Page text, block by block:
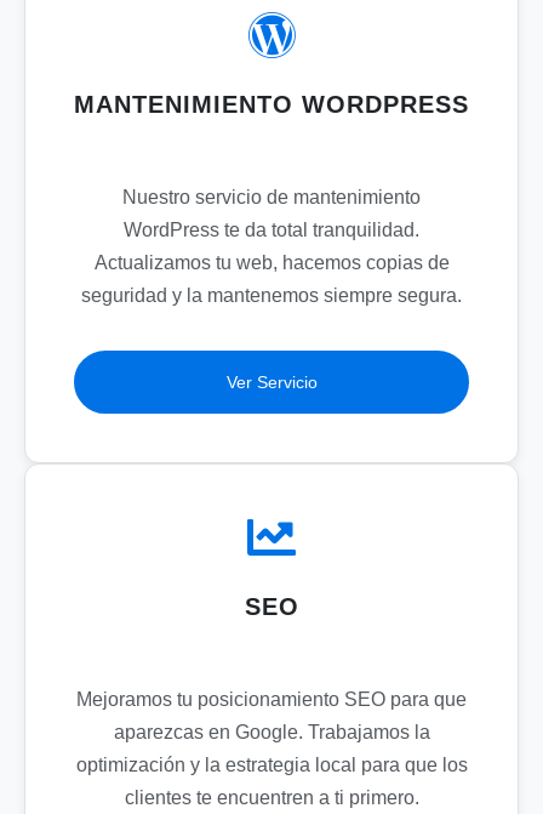
MANTENIMIENTO WORDPRESS
Nuestro servicio de mantenimiento
WordPress te da total tranquilidad.
Actualizamos tu web, hacemos copias de
seguridad y la mantenemos siempre segura.
Ver Servicio
SEO
Mejoramos tu posicionamiento SEO para que
aparezcas en Google. Trabajamos la
optimización y la estrategia local para que los
clientes te encuentren a ti primero.